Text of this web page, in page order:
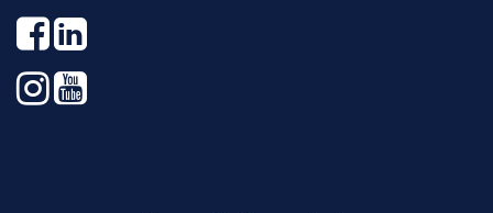
Facebook
LinkedIn
Instagram
YouTube